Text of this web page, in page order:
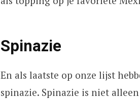
Spinazie
En als laatste op onze lijst
spinazie. Spinazie is niet